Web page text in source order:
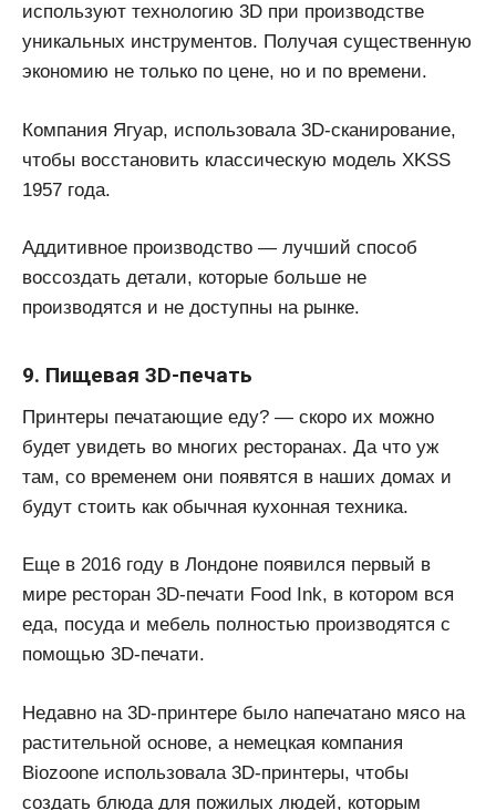
используют технологию 3D при производстве
уникальных инструментов. Получая существенную
экономию не только по цене, но и по времени.
Компания Ягуар, использовала 3D-сканирование,
чтобы восстановить классическую модель XKSS
1957 года.
Аддитивное производство — лучший способ
воссоздать детали, которые больше не
производятся и не доступны на рынке.
9. Пищевая 3D-печать
Принтеры печатающие еду? — скоро их можно
будет увидеть во многих ресторанах. Да что уж
там, со временем они появятся в наших домах и
будут стоить как обычная кухонная техника.
Еще в 2016 году в Лондоне появился первый в
мире ресторан 3D-печати Food Ink, в котором вся
еда, посуда и мебель полностью производятся с
помощью 3D-печати.
Недавно на 3D-принтере было напечатано мясо на
растительной основе, а немецкая компания
Biozoone использовала 3D-принтеры, чтобы
создать блюда для пожилых людей, которым